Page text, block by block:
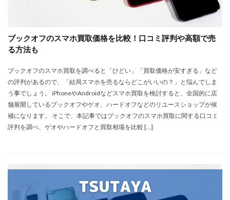
ブックオフのスマホ買取価格を比較！口コミ評判や高額で売
る方法も
ブックオフのスマホ買取を調べると「ひどい」「買取価格が安すぎる」など
の評判があるので、「結局スマホを売るならどこがいいの？」と悩んでしま
う事でしょう。 iPhoneやAndroidなどスマホ買取を検討すると、全国的に店
舗展開しているブックオフやゲオ、ハードオフなどのリユースショップが候
補になります。 そこで、本記事ではブックオフのスマホ買取に関する口コミ
評判を調べ、ゲオやハードオフと買取相場を比較 […]